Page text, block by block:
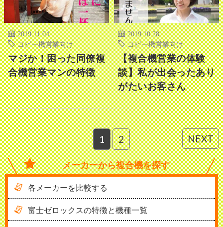
2019.11.04
コピー機営業向け
マジか！困った同僚複
合機営業マンの特徴
2019.10.28
コピー機営業向け
【複合機営業の体験
談】私が出会ったあり
がたいお客さん
1 2 NEXT
メーカーから複合機を探す
各メーカーを比較する
富士ゼロックスの特徴と機種一覧